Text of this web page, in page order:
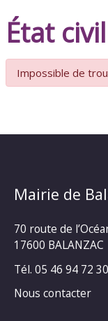
État civil
Impossible de
Mairie de
70 route de
17600 BALANZAC
Tél. 05 46 94 72 30
Nous contacter